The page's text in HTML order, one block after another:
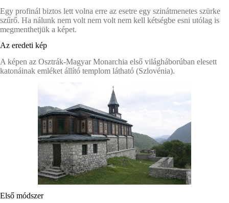
Egy profinál biztos lett volna erre az esetre egy szinátmenetes szürke
szűrő. Ha nálunk nem volt nem volt nem kell kétségbe esni utólag is
megmenthetjük a képet.
Az eredeti kép
A képen az Osztrák-Magyar Monarchia első világháborúban elesett
katonáinak emléket állító templom látható (Szlovénia).
Első módszer